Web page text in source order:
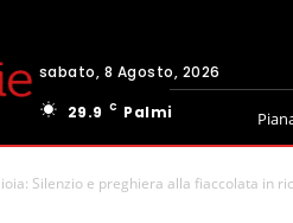
sabato, 8 Agosto, 2026
29.9
C Palmi
Silenzio e preghiera alla fiaccolata in